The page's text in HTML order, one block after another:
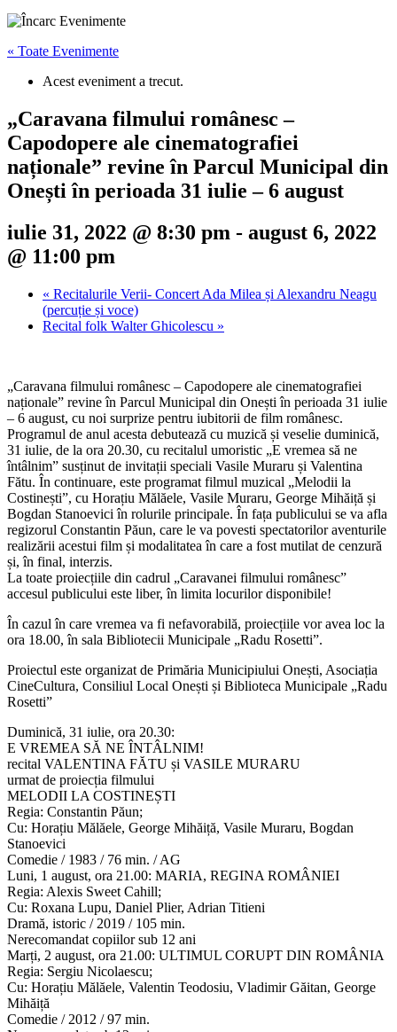
« Toate Evenimente
Acest eveniment a trecut.
„Caravana filmului românesc –
Capodopere ale cinematografiei
naționale” revine în Parcul Municipal din
Onești în perioada 31 iulie – 6 august
iulie 31, 2022 @ 8:30 pm - august 6, 2022
@ 11:00 pm
« Recitalurile Verii- Concert Ada Milea și Alexandru Neagu
(percuție și voce)
Recital folk Walter Ghicolescu »
„Caravana filmului românesc – Capodopere ale cinematografiei
naționale” revine în Parcul Municipal din Onești în perioada 31 iulie
– 6 august, cu noi surprize pentru iubitorii de film românesc.
Programul de anul acesta debutează cu muzică și veselie duminică,
31 iulie, de la ora 20.30, cu recitalul umoristic „E vremea să ne
întâlnim” susținut de invitații speciali Vasile Muraru și Valentina
Fătu. În continuare, este programat filmul muzical „Melodii la
Costinești”, cu Horațiu Mălăele, Vasile Muraru, George Mihăiță și
Bogdan Stanoevici în rolurile principale. În fața publicului se va afla
regizorul Constantin Păun, care le va povesti spectatorilor aventurile
realizării acestui film și modalitatea în care a fost mutilat de cenzură
și, în final, interzis.
La toate proiecțiile din cadrul „Caravanei filmului românesc”
accesul publicului este liber, în limita locurilor disponibile!
În cazul în care vremea va fi nefavorabilă, proiecțiile vor avea loc la
ora 18.00, în sala Bibliotecii Municipale „Radu Rosetti”.
Proiectul este organizat de Primăria Municipiului Onești, Asociația
CineCultura, Consiliul Local Onești și Biblioteca Municipale „Radu
Rosetti”
Duminică, 31 iulie, ora 20.30:
E VREMEA SĂ NE ÎNTÂLNIM!
recital VALENTINA FĂTU și VASILE MURARU
urmat de proiecția filmului
MELODII LA COSTINEȘTI
Regia: Constantin Păun;
Cu: Horațiu Mălăele, George Mihăiță, Vasile Muraru, Bogdan
Stanoevici
Comedie / 1983 / 76 min. / AG
Luni, 1 august, ora 21.00: MARIA, REGINA ROMÂNIEI
Regia: Alexis Sweet Cahill;
Cu: Roxana Lupu, Daniel Plier, Adrian Titieni
Dramă, istoric / 2019 / 105 min.
Nerecomandat copiilor sub 12 ani
Marți, 2 august, ora 21.00: ULTIMUL CORUPT DIN ROMÂNIA
Regia: Sergiu Nicolaescu;
Cu: Horațiu Mălăele, Valentin Teodosiu, Vladimir Găitan, George
Mihăiță
Comedie / 2012 / 97 min.